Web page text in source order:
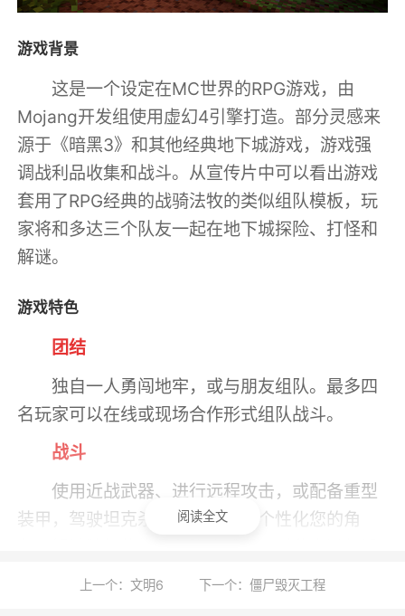
游戏背景
这是一个设定在MC世界的RPG游戏，由
Mojang开发组使用虚幻4引擎打造。部分灵感来
源于《暗黑3》和其他经典地下城游戏，游戏强
调战利品收集和战斗。从宣传片中可以看出游戏
套用了RPG经典的战骑法牧的类似组队模板，玩
家将和多达三个队友一起在地下城探险、打怪和
解谜。
游戏特色
团结
独自一人勇闯地牢，或与朋友组队。最多四
名玩家可以在线或现场合作形式组队战斗。
战斗
使用近战武器、进行远程攻击，或配备重型
装甲，驾驶坦克杀出一条生路。个性化您的角
灭性的特别攻击。
阅读全文
上一个：文明6 下一个：僵尸毁灭工程